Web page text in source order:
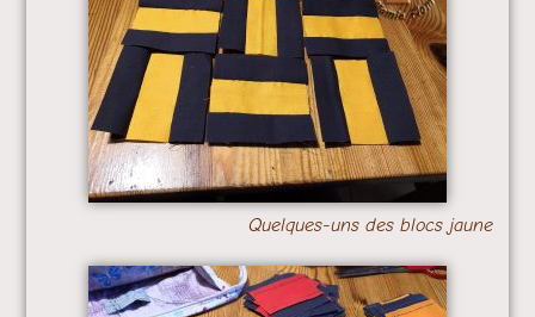
Quelques-uns des blocs jaune